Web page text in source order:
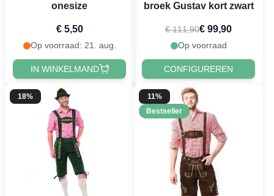
onesize
€ 5,50
Op voorraad: 21. aug.
IN WINKELMAND
broek Gustav kort zwart
€ 111,90€ 99,90
Op voorraad
CONFIGUREREN
18%
11%
Bestseller